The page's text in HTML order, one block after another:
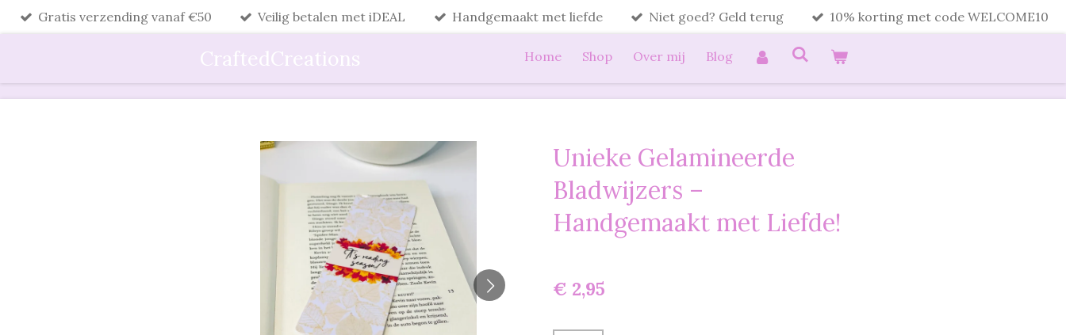
Ga
hoofdinhoud
Gratis verzending vanaf €50 Veilig betalen met iDEAL Handgemaakt met liefde Niet goed? Geld terug 10% korting met code WELCOME10
CraftedCreations Home Shop Over mij Blog
Unieke Gelamineerde
Bladwijzers –
Handgemaakt met Liefde!
€ 2,95